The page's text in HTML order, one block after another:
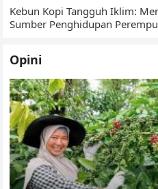
Kebun Kopi Tangguh Iklim:
Sumber Penghidupan
Opini